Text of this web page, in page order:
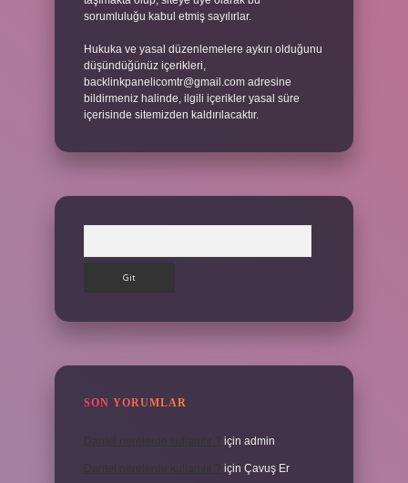
sorumluluğu kabul etmiş sayılırlar.
Hukuka ve yasal düzenlemelere aykırı olduğunu
düşündüğünüz içerikleri,
backlinkpanelicomtr@gmail.com adresine
bildirmeniz halinde, ilgili içerikler yasal süre
içerisinde sitemizden kaldırılacaktır.
SON YORUMLAR
için admin
için Çavuş Er